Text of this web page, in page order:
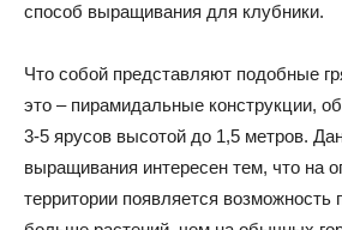
способ выращивания для клубники.
Что собой представляют подобные
это – пирамидальные конструкции,
3-5 ярусов высотой до 1,5 метров.
выращивания интересен тем, что на
территории появляется возможность